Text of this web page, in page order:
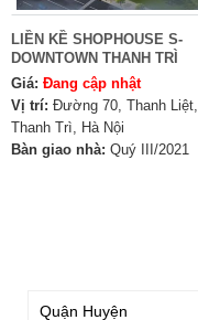
LIỀN KỀ SHOPHOUSE S-
DOWNTOWN THANH TRÌ
Giá: Đang cập nhật
Vị trí: Đường 70, Thanh Liệt,
Thanh Trì, Hà Nội
Bàn giao nhà: Quý III/2021